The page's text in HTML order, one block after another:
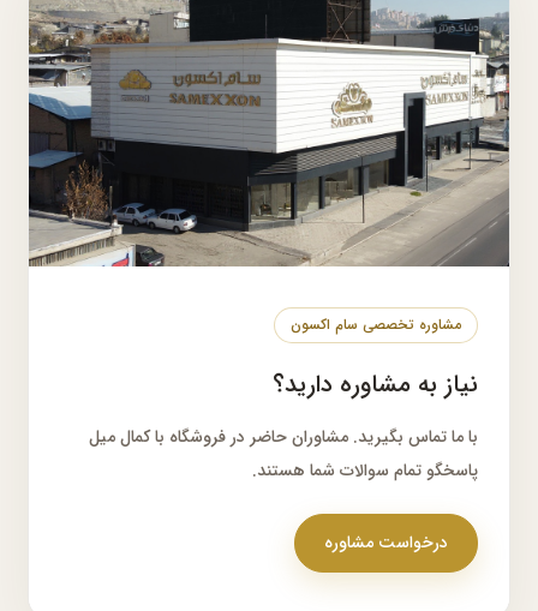
نیاز به مشاوره دارید؟
با ما تماس بگیرید. مشاوران حاضر در فروشگاه با کمال میل
پاسخگو تمام سوالات شما هستند.
درخواست مشاوره